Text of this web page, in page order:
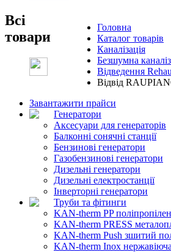
Головна
Каталог товарів
Каналізація
Безшумна
Відведення
Відвід
Всі
товари
Завантажити прайси
Генератори
Аксесуари для генераторів
Балконні сонячні станції
Бензинові генератори
Газобензинові генератори
Дизельні генератори
Дизельні електростанції
Інверторні генератори
Труби та фітинги
KAN-therm PP поліпропілен
KAN-therm PRESS
KAN-therm Push зшитий
KAN-therm Inox